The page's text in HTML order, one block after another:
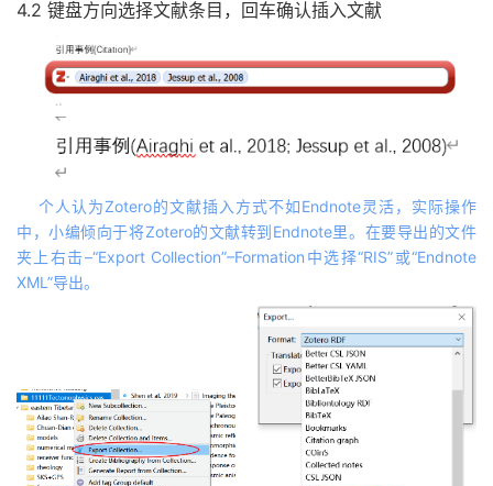
4.2 键盘方向选择文献条目，回车确认插入文献
个人认为Zotero的文献插入方式不如Endnote灵活，实际操作
中，小编倾向于将Zotero的文献转到Endnote里。在要导出的文件
夹上右击–“Export Collection”–Formation中选择“RIS”或“Endnote
XML”导出。